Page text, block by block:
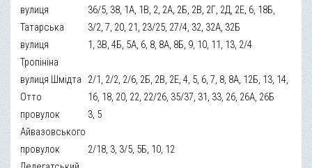
вулиця
Татарська
36/5, 38, 1А, 1В, 2, 2А, 2Б, 2В, 2Г, 2Д, 2Е, 6, 18Б,
3/2, 7, 20, 21, 23/25, 27/4, 32, 32А, 32Б
вулиця
Тропініна
1, 3В, 4Б, 5А, 6, 8, 8А, 8Б, 9, 10, 11, 13, 2/4
вулиця Шмідта
Отто
2/1, 2/2, 2/6, 2Б, 2В, 2Е, 4, 5, 6, 7, 8, 8А, 12Б, 13, 14,
16, 18, 20, 22, 22/26, 35/37, 31, 33, 26, 26А, 26Б
провулок
Айвазовського
3, 5
провулок
2/18, 3, 3/5, 5Б, 10, 12